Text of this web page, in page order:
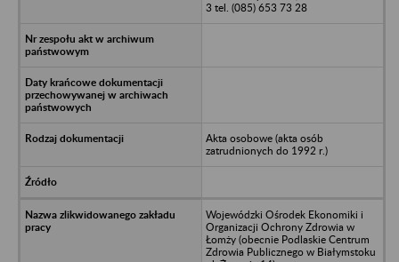
3 tel. (085) 653 73 28
Akta osobowe (akta osób
zatrudnionych do 1992 r.)
Wojewódzki Ośrodek Ekonomiki i
Organizacji Ochrony Zdrowia w
Łomży (obecnie Podlaskie Centrum
Zdrowia Publicznego w Białymstoku